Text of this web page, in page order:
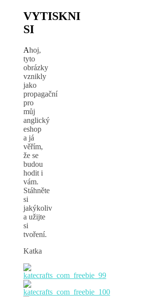
VYTISKNI
SI
Ahoj,
tyto
obrázky
vznikly
jako
propagační
pro
můj
anglický
eshop
a já
věřím,
že se
budou
hodit i
vám.
Stáhněte
si
jakýkoliv
a užijte
si
tvoření.
Katka